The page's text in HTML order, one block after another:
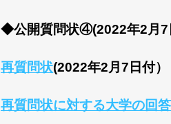
◆公開質問状④(2022年2月7
再質問状(2022年2月7日付）
再質問状に対する大学の回